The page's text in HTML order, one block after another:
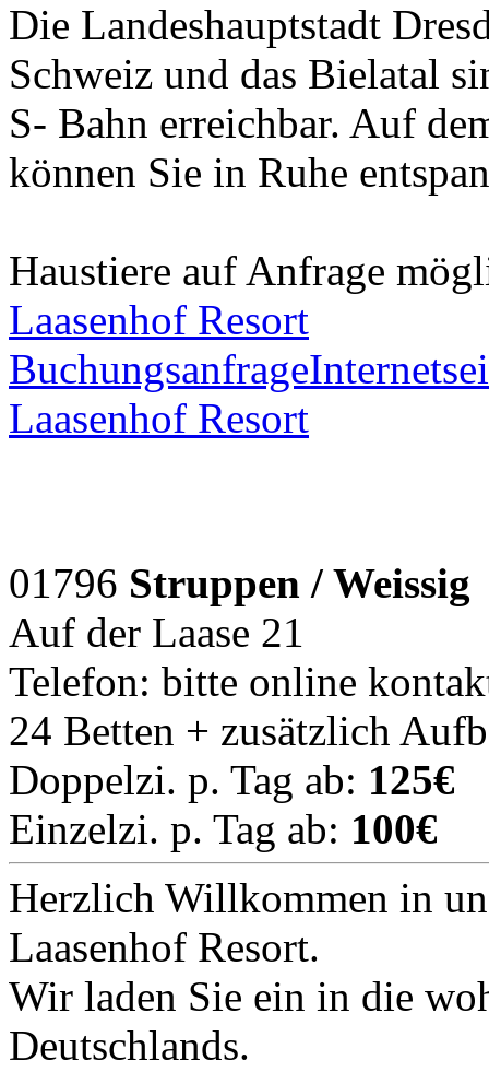
Die Landeshauptstadt
Schweiz und das Bielatal
S- Bahn erreichbar. Auf
können Sie in Ruhe
Haustiere auf Anfrage
Laasenhof Resort
Buchungsanfrage
Laasenhof Resort
01796 Struppen / Weissig
Auf der Laase 21
Telefon: bitte online
24 Betten + zusätzlich
Doppelzi. p. Tag ab: 125€
Einzelzi. p. Tag ab: 100€
Herzlich Willkommen in
Laasenhof Resort.
Wir laden Sie ein in die
Deutschlands.